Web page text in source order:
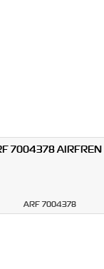
ARF 7004378